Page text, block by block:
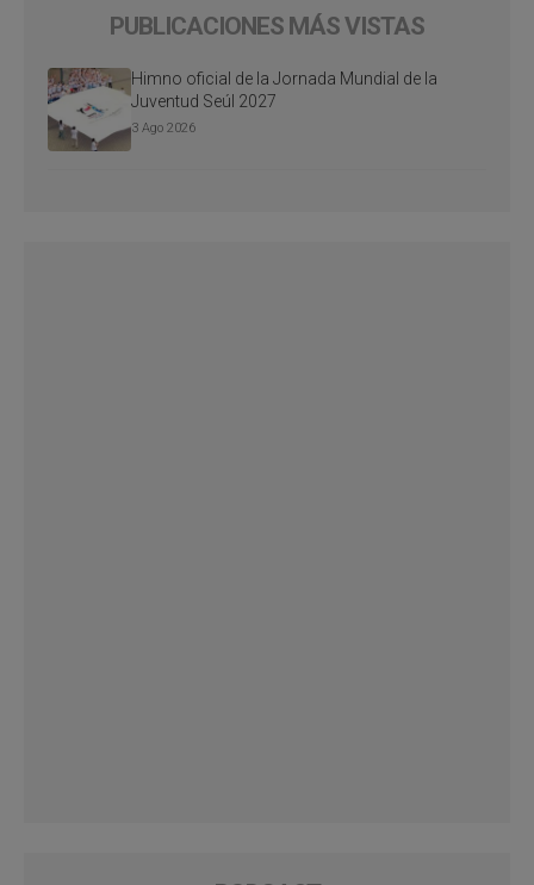
PUBLICACIONES MÁS VISTAS
Himno oficial de la Jornada Mundial de la
Juventud Seúl 2027
3 Ago 2026